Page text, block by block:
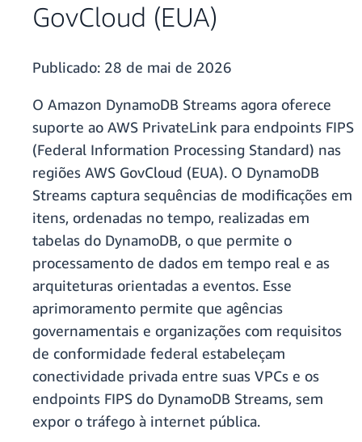
GovCloud (EUA)
Publicado: 28 de mai de 2026
O Amazon DynamoDB Streams agora oferece
suporte ao AWS PrivateLink para endpoints FIPS
(Federal Information Processing Standard) nas
regiões AWS GovCloud (EUA). O DynamoDB
Streams captura sequências de modificações em
itens, ordenadas no tempo, realizadas em
tabelas do DynamoDB, o que permite o
processamento de dados em tempo real e as
arquiteturas orientadas a eventos. Esse
aprimoramento permite que agências
governamentais e organizações com requisitos
de conformidade federal estabeleçam
conectividade privada entre suas VPCs e os
endpoints FIPS do DynamoDB Streams, sem
expor o tráfego à internet pública.